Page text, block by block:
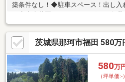
築条件なし！◆駐車スペース！出し入
新婚さんや子育世代の方におすすめ
６キロ！通勤・お出かけに便利◆ご希
ンご提案いたします！お気軽にお問
調整区域のため既存集落要件が必要◆
さい！◆ご不明な点は、お電話また
市の株式会社住宅市場(^▽^)/
茨城県那珂市福田 580万
580万
（坪単価:-）